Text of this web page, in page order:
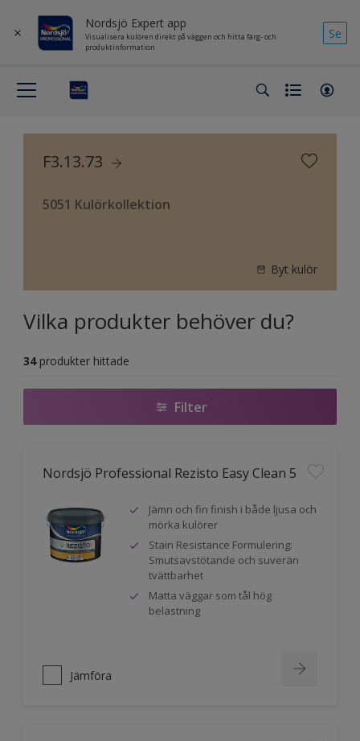
Nordsjö Expert app
Visualisera kulören direkt på väggen och hitta färg- och
produktinformation
Se
F3.13.73
5051 Kulörkollektion
Byt kulör
Vilka produkter behöver du?
34 produkter hittade
Filter
Nordsjö Professional Rezisto Easy Clean 5
Jämn och fin finish i både ljusa och
mörka kulörer
Stain Resistance Formulering:
Smutsavstötande och suverän
tvättbarhet
Matta väggar som tål hög
belastning
Jämföra